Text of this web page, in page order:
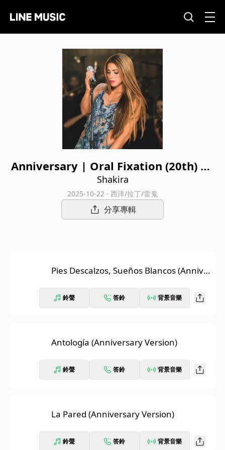
Anniversary | Oral Fixation (20th) an
d Pies Descalzos (30th) LIVE
Shakira
2025-10-22 · 西洋/拉丁/雷鬼
分享專輯
Pies Descalzos, Sueños Blancos (Annive
鈴聲 答鈴 背景音樂
Antología (Anniversary Version)
鈴聲 答鈴 背景音樂
La Pared (Anniversary Version)
鈴聲 答鈴 背景音樂